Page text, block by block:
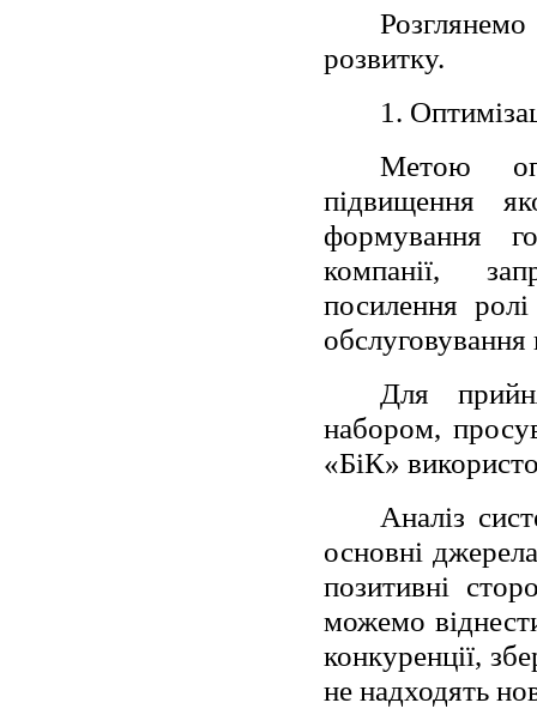
розвитку.
1.
Метою
підвищення
формування
компанії,
посилення
обслуговування
Для
набором,
«БіК»
Аналіз
основні
позитивні
можемо
конкуренції,
не надходять